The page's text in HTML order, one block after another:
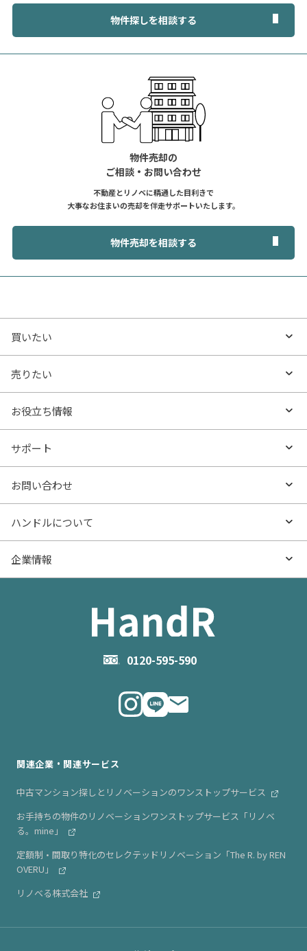
物件探しを相談する
物件売却の
ご相談・お問い合わせ
不動産とリノベに精通した目利きで
大事なお住まいの売却を伴走サポートいたします。
物件売却を相談する
0120-595-590
買いたい
買いたいTOP
沿線・駅から探す
特集から探す
価格更新した物件
物件一覧
売りたい
売りたいTOP
AI査定
売却サービス
お役立ち記事（売却）
お役立ち情報
お役立ち情報TOP
- マンションの基礎知識
- マンション売却
- お金のこと
- 住まいの手引き サイトマップ
サポート
よくあるご質問
お問い合わせ
物件購入のご相談
住み替えのご相談
物件掲載に関するお問い合わせ
ハンドルについて
ハンドルとは
企業情報
関連企業・関連サービス
中古マンション探しとリノベーションのワンストップサービス
お手持ちの物件のリノベーションワンストップサービス「リノベ
る。mine」
定額制・間取り特化のセレクテッドリノベーション「The R. by REN
OVERU」
リノベる株式会社